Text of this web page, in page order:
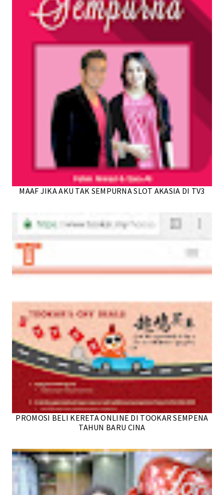
MAAF JIKA AKU TAK SEMPURNA SLOT AKASIA DI TV3
PROMOSI BELI KERETA ONLINE DI TOOKAR SEMPENA
TAHUN BARU CINA